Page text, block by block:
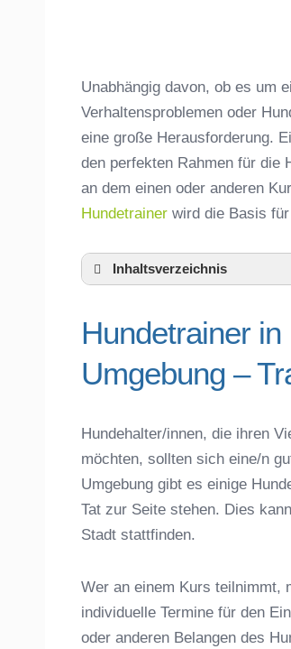
Unabhängig davon, ob es um
Verhaltensproblemen oder
eine große Herausforderung.
den perfekten Rahmen für die
an dem einen oder anderen
Hundetrainer wird die Basis
Inhaltsverzeichnis
Hundetrainer in
Telefonnummer
Das macht einen guten
Hundeführerschein für
Hundezubehör für das
Preisvergleich der
So findet man den
Hundetrainer
Umgebung –
Hundehalter/innen, die ihren
möchten, sollten sich eine/n
Umgebung gibt es einige
Tat zur Seite stehen. Dies
Stadt stattfinden.
Wer an einem Kurs teilnimmt,
individuelle Termine für den
oder anderen Belangen des